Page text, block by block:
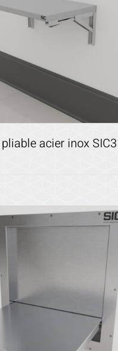
Voir les détails
Voir les détails
acier inox